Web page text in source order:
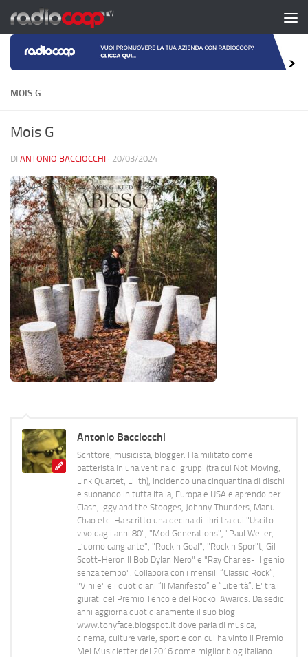
Salta al contenuto
MOIS G
Mois G
DI ANTONIO BACCIOCCHI · 20/03/2024
Antonio Bacciocchi
Scrittore, musicista, blogger. Ha militato come
batterista in una ventina di gruppi (tra cui Not Moving,
Link Quartet, Lilith), incidendo una cinquantina di dischi
e suonando in tutta Italia, Europa e USA e aprendo per
Clash, Iggy and the Stooges, Johnny Thunders, Manu
Chao etc. Ha scritto una decina di libri tra cui "Uscito
vivo dagli anni 80", "Mod Generations", "Paul Weller,
L’uomo cangiante", "Rock n Goal", "Rock n Spor"t, Gil
Scott-Heron Il Bob Dylan Nero" e "Ray Charles- Il genio
senza tempo". Collabora con i mensili “Classic Rock”,
"Vinile" e i quotidiani “Il Manifesto” e “Libertà”. E' tra i
giurati del Premio Tenco e del Rockol Awards. Da sedici
anni aggiorna quotidianamente il suo blog
www.tonyface.blogspot.it dove parla di musica,
cinema, culture varie, sport e con cui ha vinto il Premio
Mei Musicletter del 2016 come miglior blog italiano.